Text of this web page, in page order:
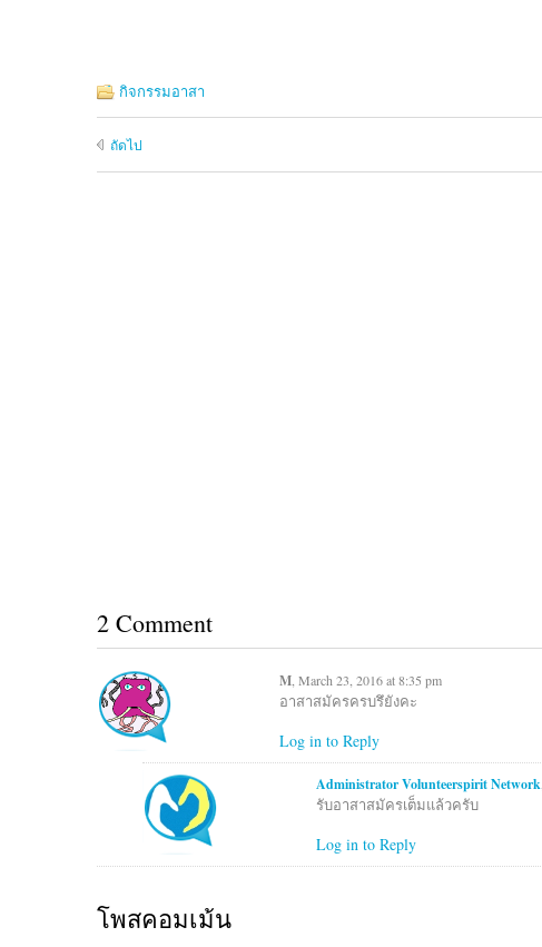
กิจกรรมอาสา
ถัดไป
2 Comment
M, March 23, 2016 at 8:35 pm
อาสาสมัครครบรึยังคะ
Log in to Reply
Administrator Volunteerspirit Network
รับอาสาสมัครเต็มแล้วครับ
Log in to Reply
โพสคอมเม้น